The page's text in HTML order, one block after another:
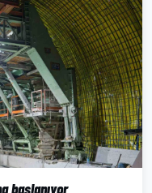
başlanıyor